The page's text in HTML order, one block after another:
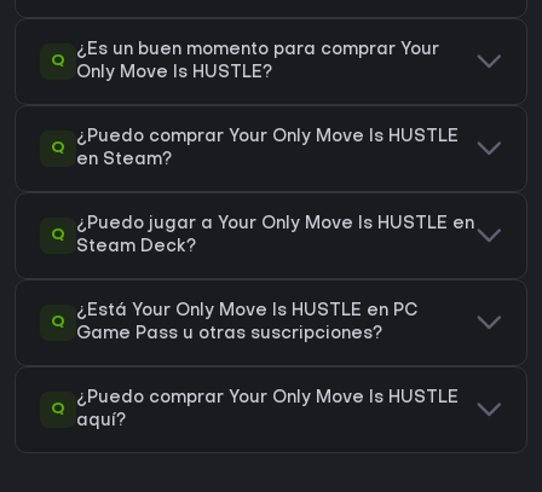
Q
¿Es un buen momento para comprar Your
Only Move Is HUSTLE?
Q
¿Puedo comprar Your Only Move Is HUSTLE
en Steam?
Q
¿Puedo jugar a Your Only Move Is HUSTLE en
Steam Deck?
Q
¿Está Your Only Move Is HUSTLE en PC
Game Pass u otras suscripciones?
Q
¿Puedo comprar Your Only Move Is HUSTLE
aquí?